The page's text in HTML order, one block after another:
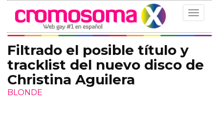
Toggle
Filtrado el posible título y
tracklist del nuevo disco de
Christina Aguilera
BLONDE